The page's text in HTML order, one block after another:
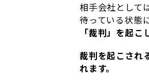
相手会社として
待っている状態
「裁判」を起こ
裁判を起こされ
れます。